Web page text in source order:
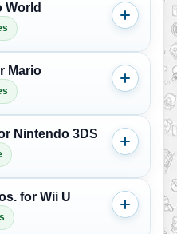
World
Mario
Nintendo 3DS
for Wii U